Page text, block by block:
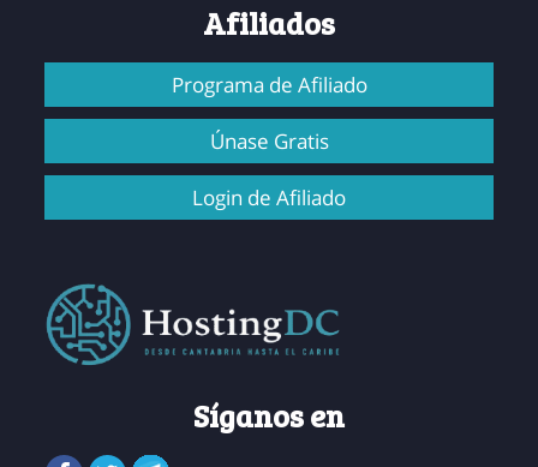
Afiliados
Programa de Afiliado
Únase Gratis
Login de Afiliado
Síganos en